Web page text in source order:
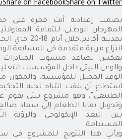
Share on FacebookShare on Twitter
بصمت إعدادية آيت قمرة على
المهرجان الوطني للثقافة
بمدينة
انتزاع مرتبة متقدمة في المسابقة
يعكس تصاعد منسوب المبادرات
والوعي البيئي داخل المؤسسات
الوفد الممثل للمؤسسة، والمكون
استطاع أن يلفت انتباه لجنة
الطبيعي”، وهو مشروع بيئي يقوم
وتحويل بقايا الطعام إلى سماد
بين البعد الإيكولوجي والرؤية
المستدامة.
ويأتي هذا التتويج للمشروع في